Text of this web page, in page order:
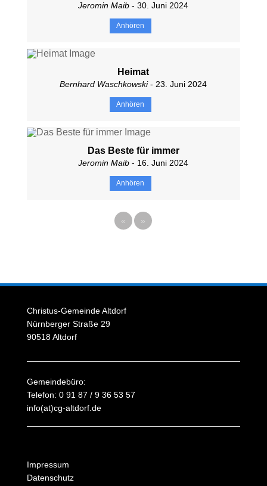
Jeromin Maib - 30. Juni 2024
Anhören
Heimat
Bernhard Waschkowski- 23. Juni 2024
Anhören
Das Beste für immer
Jeromin Maib - 16. Juni 2024
Anhören
« »
Christus-Gemeinde Altdorf
Nürnberger Straße 29
90518 Altdorf
Gemeindebüro:
Telefon: 0 91 87 / 9 36 53 57
info(at)cg-altdorf.de
Impressum
Datenschutz